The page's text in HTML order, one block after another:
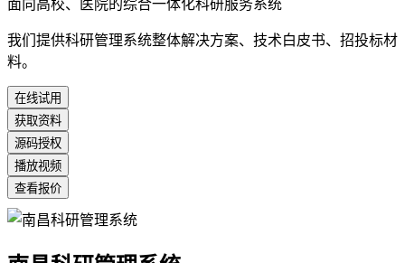
面向高校、医院的综合一体化科研服务系统
我们提供科研管理系统整体解决方案、技术白皮书、招投标材
料。
在线试用
获取资料
源码授权
播放视频
查看报价